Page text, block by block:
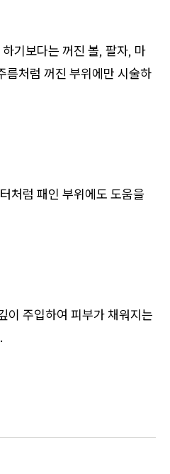
기보다는 꺼진 볼, 팔자, 마
름처럼 꺼진 부위에만 시술하
처럼 패인 부위에도 도움을
이 주입하여 피부가 채워지는